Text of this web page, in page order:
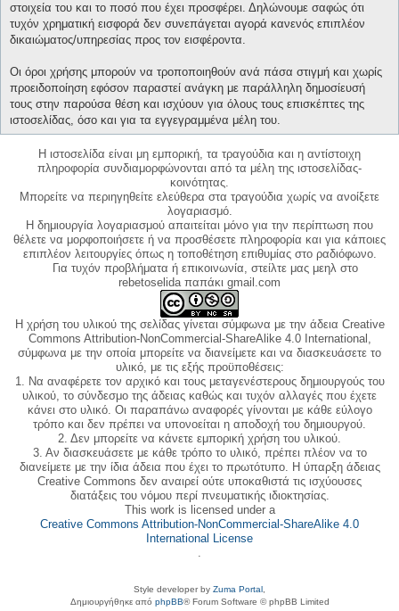
στοιχεία του και το ποσό που έχει προσφέρει. Δηλώνουμε σαφώς ότι
τυχόν χρηματική εισφορά δεν συνεπάγεται αγορά κανενός επιπλέον
δικαιώματος/υπηρεσίας προς τον εισφέροντα.
Οι όροι χρήσης μπορούν να τροποποιηθούν ανά πάσα στιγμή και χωρίς
προειδοποίηση εφόσον παραστεί ανάγκη με παράλληλη δημοσίευσή
τους στην παρούσα θέση και ισχύουν για όλους τους επισκέπτες της
ιστοσελίδας, όσο και για τα εγγεγραμμένα μέλη του.
Η ιστοσελίδα είναι μη εμπορική, τα τραγούδια και η αντίστοιχη
πληροφορία συνδιαμορφώνονται από τα μέλη της ιστοσελίδας-
κοινότητας.
Μπορείτε να περιηγηθείτε ελεύθερα στα τραγούδια χωρίς να ανοίξετε
λογαριασμό.
Η δημιουργία λογαριασμού απαιτείται μόνο για την περίπτωση που
θέλετε να μορφοποιήσετε ή να προσθέσετε πληροφορία και για κάποιες
επιπλέον λειτουργίες όπως η τοποθέτηση επιθυμίας στο ραδιόφωνο.
Για τυχόν προβλήματα ή επικοινωνία, στείλτε μας μεηλ στο
rebetoselida παπάκι gmail.com
Η χρήση του υλικού της σελίδας γίνεται σύμφωνα με την άδεια Creative
Commons Attribution-NonCommercial-ShareAlike 4.0 International,
σύμφωνα με την οποία μπορείτε να διανείμετε και να διασκευάσετε το
υλικό, με τις εξής προϋποθέσεις:
1. Να αναφέρετε τον αρχικό και τους μεταγενέστερους δημιουργούς του
υλικού, το σύνδεσμο της άδειας καθώς και τυχόν αλλαγές που έχετε
κάνει στο υλικό. Οι παραπάνω αναφορές γίνονται με κάθε εύλογο
τρόπο και δεν πρέπει να υπονοείται η αποδοχή του δημιουργού.
2. Δεν μπορείτε να κάνετε εμπορική χρήση του υλικού.
3. Αν διασκευάσετε με κάθε τρόπο το υλικό, πρέπει πλέον να το
διανείμετε με την ίδια άδεια που έχει το πρωτότυπο. Η ύπαρξη άδειας
Creative Commons δεν αναιρεί ούτε υποκαθιστά τις ισχύουσες
διατάξεις του νόμου περί πνευματικής ιδιοκτησίας.
This work is licensed under a
Creative Commons Attribution-NonCommercial-ShareAlike 4.0
International License
.
Style developer by Zuma Portal
Δημιουργήθηκε από phpBB® Forum Software © phpBB Limited